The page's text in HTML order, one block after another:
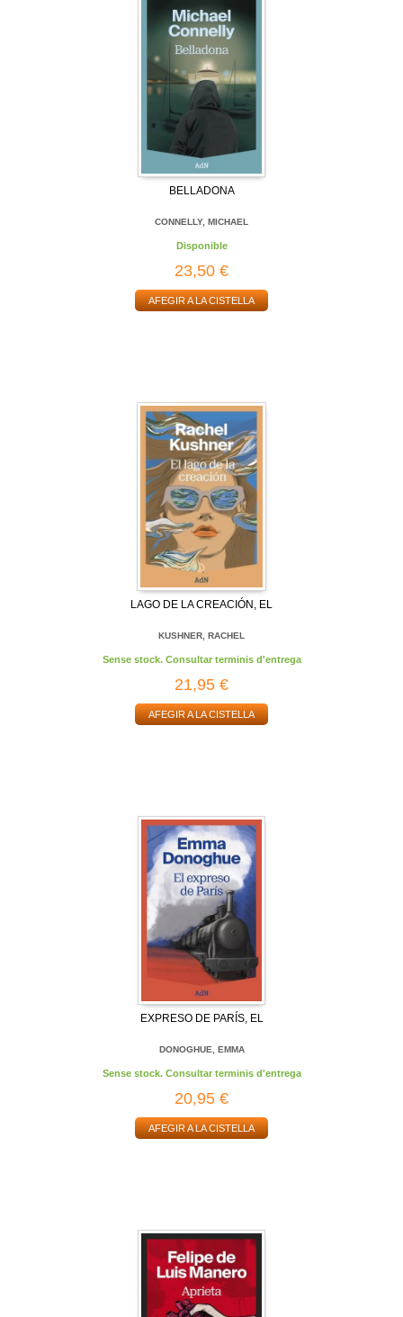
BELLADONA
CONNELLY, MICHAEL
Disponible
23,50 €
AFEGIR A LA CISTELLA
LAGO DE LA CREACIÓN, EL
KUSHNER, RACHEL
Sense stock. Consultar terminis d'entrega
21,95 €
AFEGIR A LA CISTELLA
EXPRESO DE PARÍS, EL
DONOGHUE, EMMA
Sense stock. Consultar terminis d'entrega
20,95 €
AFEGIR A LA CISTELLA